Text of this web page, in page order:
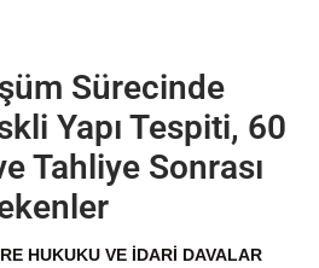
Sürecinde
Yapı Tespiti, 60
Tahliye Sonrası
HUKUKU VE İDARI DAVALAR